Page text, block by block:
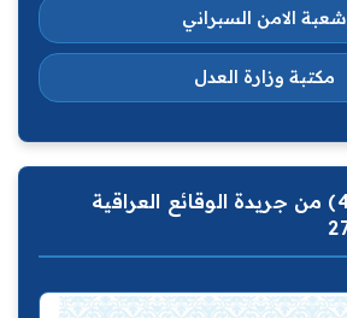
شعبة الامن السبراني
مكتبة وزارة العدل
صدر العدد (4875) من جريدة الوقائع العراقية